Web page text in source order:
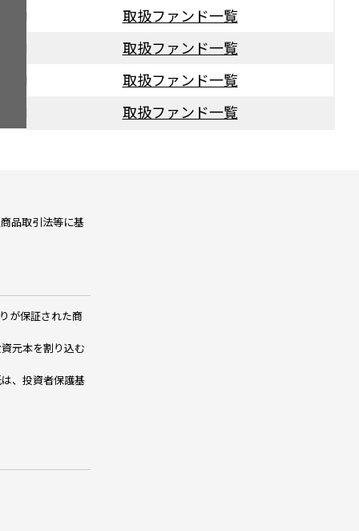
取扱ファンド一覧
取扱ファンド一覧
取扱ファンド一覧
取扱ファンド一覧
品取引法等に基
が保証された商
元本を割り込む
、投資者保護基